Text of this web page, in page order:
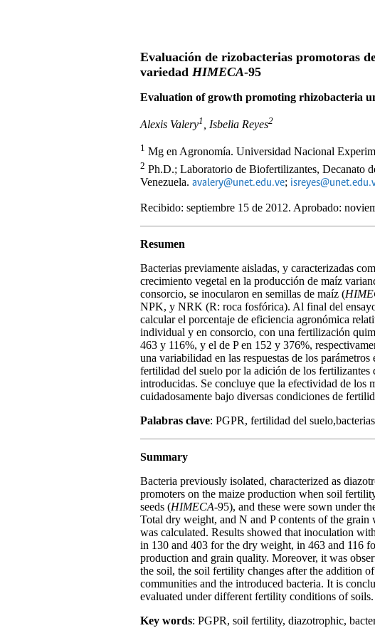
Evaluación de rizobacterias promotoras
variedad HIMECA-95
Evaluation of growth promoting rhizobacteria
Alexis Valery1 , Isbelia Reyes2
1 Mg en Agronomía. Universidad Nacional
2 Ph.D.; Laboratorio de Biofertilizantes, Decanato
Venezuela. avalery@unet.edu.ve;
Recibido: septiembre 15 de 2012. Aprobado:
Resumen
Bacterias previamente aisladas, y caracterizadas
crecimiento vegetal en la producción de maíz
consorcio, se inocularon en semillas de maíz (
NPK, y NRK (R: roca fosfórica). Al final del ensayo
calcular el porcentaje de eficiencia agronómica
individual y en consorcio, con una fertilización
463 y 116%, y el de P en 152 y 376%,
una variabilidad en las respuestas de los
fertilidad del suelo por la adición de los fertilizantes
introducidas. Se concluye que la efectividad de los
cuidadosamente bajo diversas condiciones de
Palabras clave: PGPR, fertilidad del
Summary
Bacteria previously isolated, characterized as
promoters on the maize production when soil
seeds (HIMECA-95), and these were sown under
Total dry weight, and N and P contents of the
was calculated. Results showed that inoculation
in 130 and 403 for the dry weight, in 463 and 116
production and grain quality. Moreover, it was
the soil, the soil fertility changes after the addition
communities and the introduced bacteria. It is
evaluated under different fertility conditions of soils.
Key words: PGPR, soil fertility, diazotrophic,